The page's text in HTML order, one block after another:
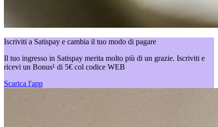
Iscriviti a Satispay e cambia il tuo modo di pagare
Il tuo ingresso in Satispay merita molto più di un grazie. Iscriviti e
ricevi un Bonus¹ di 5€ col codice WEB
Scarica l'app